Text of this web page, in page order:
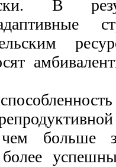
В
больше